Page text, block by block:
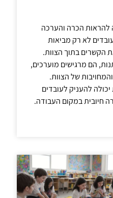
להראות הכרה והערכה
לא רק מביאות
הקשרים בתוך הצוות.
הם מרגישים מוערכים,
של הצוות.
להעניק לעובדים
חיובית במקום העבודה.